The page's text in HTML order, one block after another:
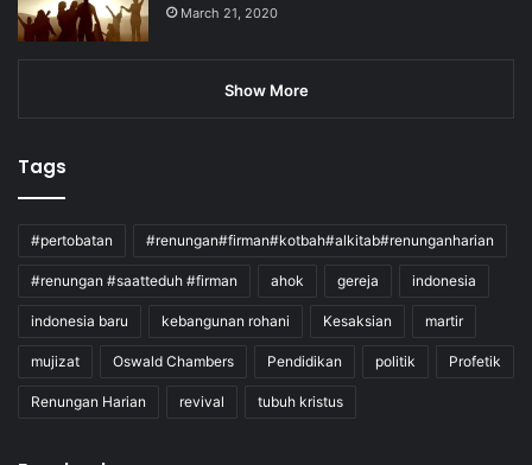
March 21, 2020
Show More
Tags
#pertobatan #renungan#firman#kotbah#alkitab#renunganharian
#renungan #saatteduh #firman ahok gereja indonesia
indonesia baru kebangunan rohani Kesaksian martir
mujizat Oswald Chambers Pendidikan politik Profetik
Renungan Harian revival tubuh kristus